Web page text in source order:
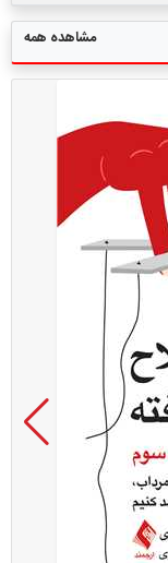
مشاهده همه